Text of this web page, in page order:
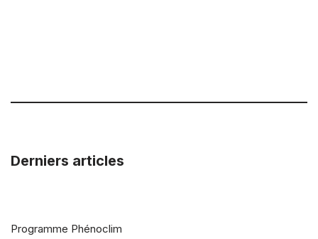
Derniers articles
Programme Phénoclim